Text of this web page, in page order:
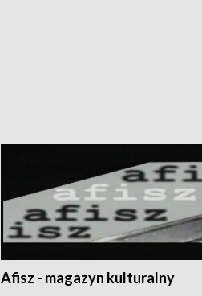
Afisz - magazyn kulturalny